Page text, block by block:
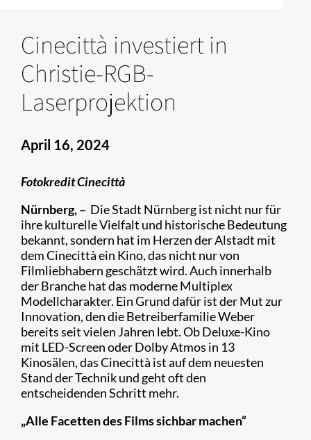
Cinecittà investiert in
Christie-RGB-
Laserprojektion
April 16, 2024
Fotokredit Cinecittà
Nürnberg, – Die Stadt Nürnberg ist nicht nur für
ihre kulturelle Vielfalt und historische Bedeutung
bekannt, sondern hat im Herzen der Alstadt mit
dem Cinecittà ein Kino, das nicht nur von
Filmliebhabern geschätzt wird. Auch innerhalb
der Branche hat das moderne Multiplex
Modellcharakter. Ein Grund dafür ist der Mut zur
Innovation, den die Betreiberfamilie Weber
bereits seit vielen Jahren lebt. Ob Deluxe-Kino
mit LED-Screen oder Dolby Atmos in 13
Kinosälen, das Cinecittà ist auf dem neuesten
Stand der Technik und geht oft den
entscheidenden Schritt mehr.
„Alle Facetten des Films sichbar machen“